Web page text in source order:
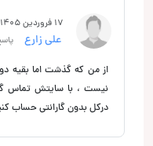
17 فروردین 1405
علی زارع
از من که گذشت اما بقیه
نیست ، با سایتش تماس
درکل بدون گارانتی حساب